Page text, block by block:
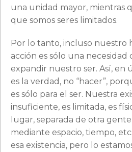
una unidad mayor, mientras
que somos seres limitados.
Por lo tanto, incluso nuestro
acción es sólo una
expandir nuestro ser. Así, en
es la verdad, no “hacer”,
es sólo para el ser. Nuestra
insuficiente, es limitada, es
lugar, separada de otra
mediante espacio, tiempo,
esa existencia, pero lo